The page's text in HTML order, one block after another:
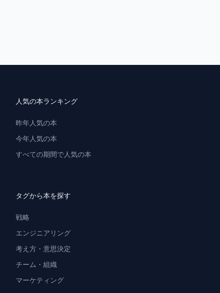
人気の本ランキング
昨年人気の本
今年人気の本
すべての期間で人気の本
タグから本を探す
戦略
エンジニアリング
考え方・意思決定
チーム・組織
マーケティング